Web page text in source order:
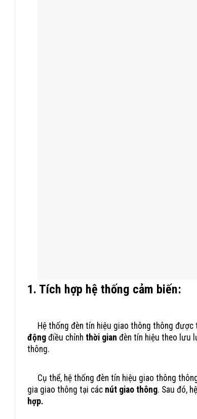
1. Tích hợp hệ thống cảm biến:
Hệ thống đèn tín hiệu giao thông thông được
động điều chỉnh thời gian đèn tín hiệu theo lưu
thông.
Cụ thể, hệ thống đèn tín hiệu giao thông
gia giao thông tại các nút giao thông. Sau đó,
hợp.